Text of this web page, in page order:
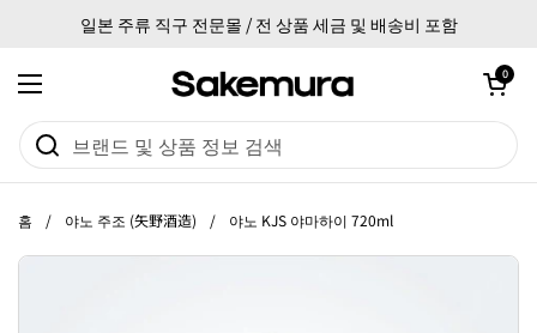
일본 주류 직구 전문몰 / 전 상품 세금 및 배송비 포함
메뉴 열기
카트 열기
0
홈 / 야노 주조 (矢野酒造) / 야노 KJS 야마하이 720ml